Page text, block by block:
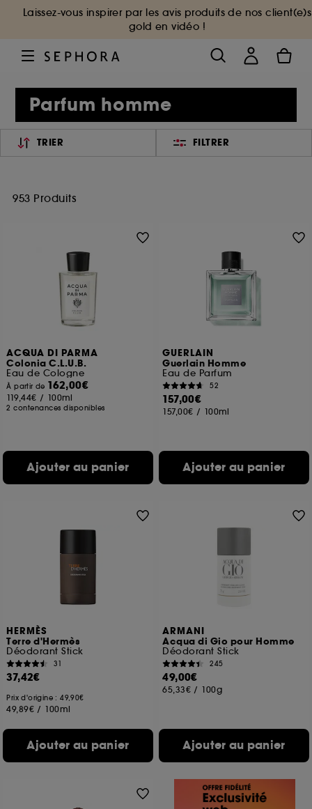
Laissez-vous inspirer par les avis produits de nos client(e)s
gold en vidéo !
Parfum homme
TRIER FILTRER
953 Produits
ACQUA DI PARMA
Colonia C.L.U.B.
Eau de Cologne
À partir de 162,00€
119,44€ / 100ml
2 contenances disponibles
Ajouter au panier
GUERLAIN
Guerlain Homme
Eau de Parfum
52
157,00€
157,00€ / 100ml
Ajouter au panier
HERMÈS
Terre d'Hermès
Déodorant Stick
31
37,42€
Prix d'origine : 49,90€
49,89€ / 100ml
Ajouter au panier
ARMANI
Acqua di Gio pour Homme
Déodorant Stick
245
49,00€
65,33€ / 100g
Ajouter au panier